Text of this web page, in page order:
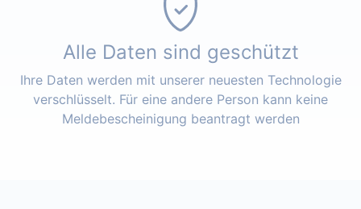
Alle Daten sind geschützt
Ihre Daten werden mit unserer neuesten Technologie
verschlüsselt. Für eine andere Person kann keine
Meldebescheinigung beantragt werden